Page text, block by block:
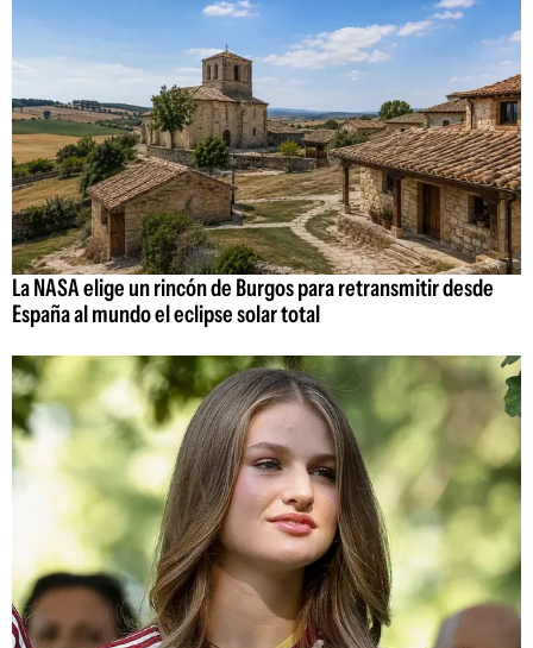
La NASA elige un rincón de Burgos para retransmitir desde
España al mundo el eclipse solar total